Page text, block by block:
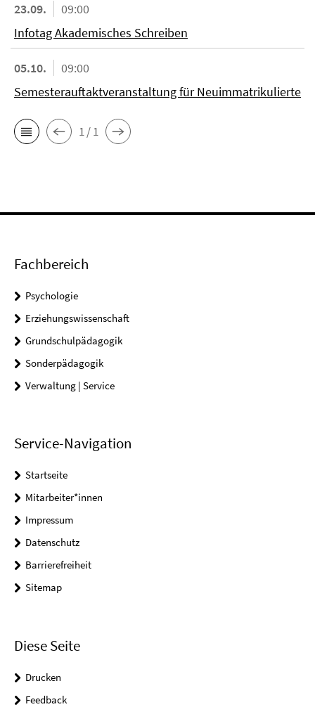
23.09.
09:00
Infotag Akademisches Schreiben
05.10.
09:00
Semesterauftaktveranstaltung für Neuimmatrikulierte
1 / 1
Fachbereich
Psychologie
Erziehungswissenschaft
Grundschulpädagogik
Sonderpädagogik
Verwaltung | Service
Service-Navigation
Startseite
Mitarbeiter*innen
Impressum
Datenschutz
Barrierefreiheit
Sitemap
Diese Seite
Drucken
Feedback